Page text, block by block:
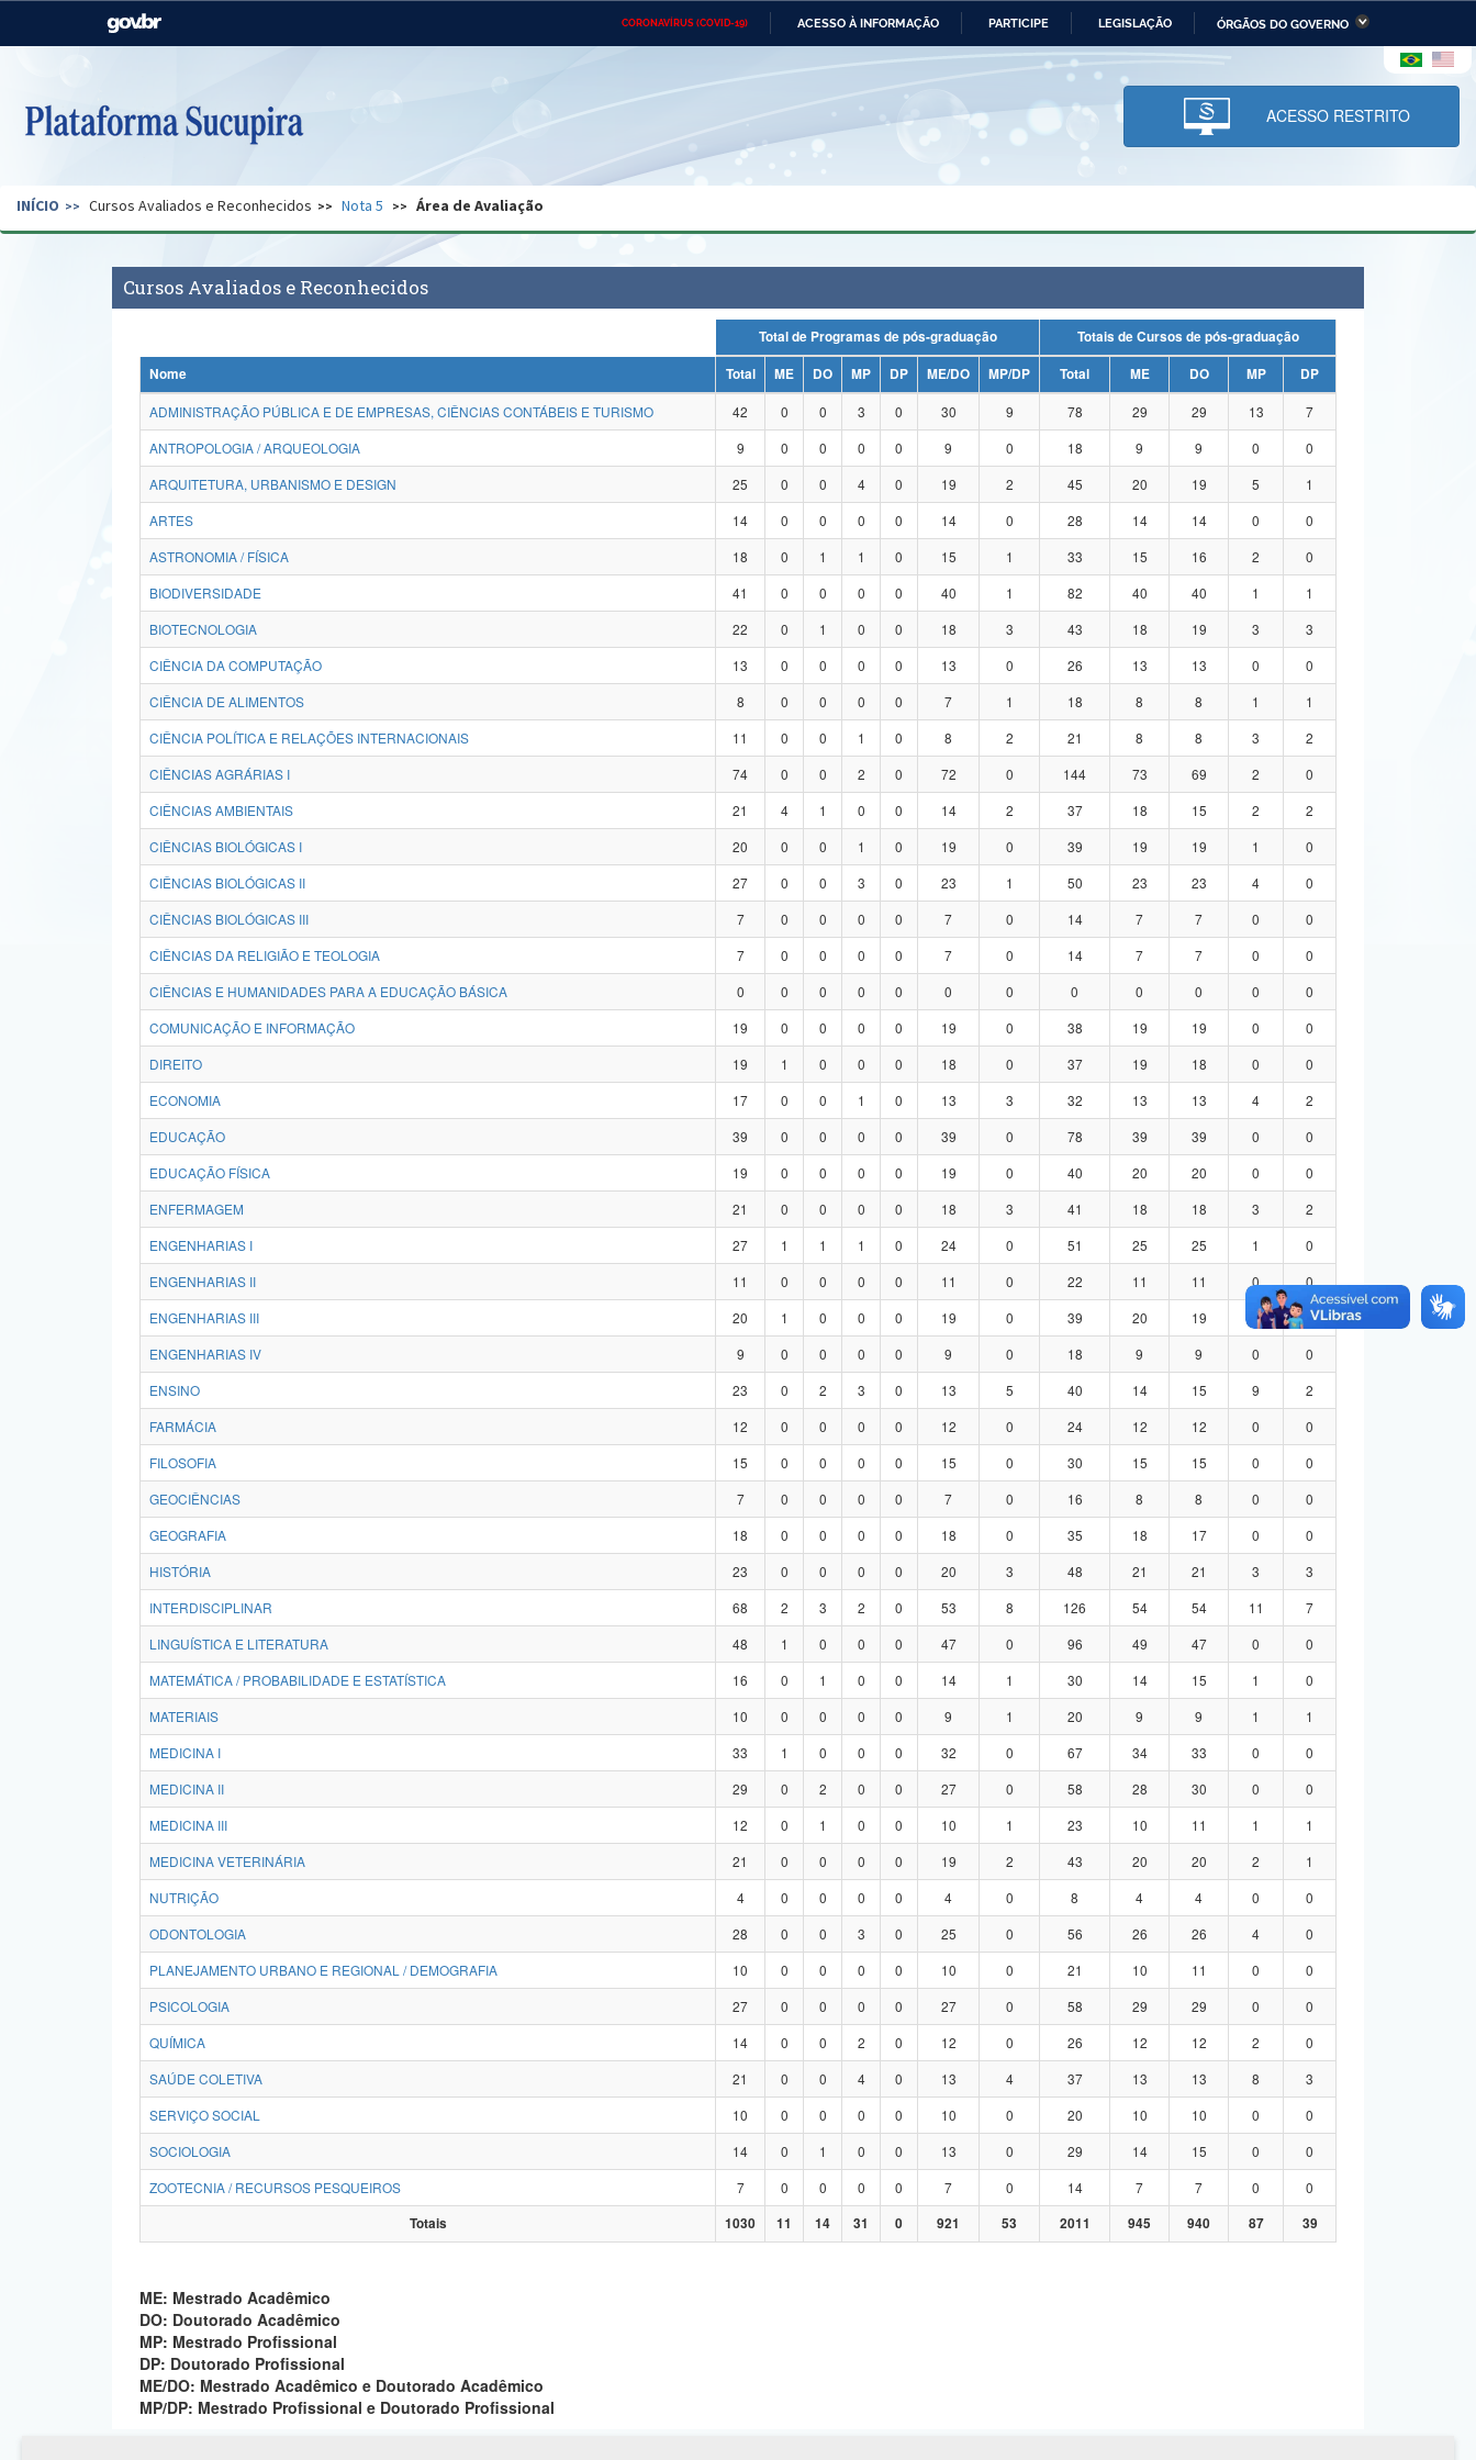
CORONAVÍRUS (COVID-19) ACESSO À INFORMAÇÃO PARTICIPE LEGISLAÇÃO ÓRGÃOS DO GOVERNO
Casa Civil Ministério das Relações Ministério da Economia Ministério da Infraestrutura
Pecuária e Abastecimento
Ministério da Ciência,
Tecnologia, Inovações e
Comunicações
Ministério do Desenvolvimento
Regional e dos Direitos Humanos
Secretaria de Governo Gabinete de Segurança Advocacia-Geral da União Banco Central do Brasil Planalto
ACESSO RESTRITO
INÍCIO Cursos Avaliados e Reconhecidos Nota 5 Área de Avaliação
Cursos Avaliados e Reconhecidos
Total de Programas de pós-graduação
Totais de Cursos de pós-graduação
Nome
Total ME DO MP DP ME/DO MP/DP Total ME DO MP
DP
ADMINISTRAÇÃO PÚBLICA E DE EMPRESAS, CIÊNCIAS CONTÁBEIS E TURISMO
42 0 0 3 0 30 9 78 29 29 13
7
ANTROPOLOGIA / ARQUEOLOGIA
9 0 0 0 0 9 0 18 9 9 0
0
ARQUITETURA, URBANISMO E DESIGN
25 0 0 4 0 19 2 45 20 19 5
1
ARTES
14 0 0 0 0 14 0 28 14 14 0
0
ASTRONOMIA / FÍSICA
18 0 1 1 0 15 1 33 15 16 2
0
BIODIVERSIDADE
41 0 0 0 0 40 1 82 40 40 1
1
BIOTECNOLOGIA
22 0 1 0 0 18 3 43 18 19 3
3
CIÊNCIA DA COMPUTAÇÃO
13 0 0 0 0 13 0 26 13 13 0
0
CIÊNCIA DE ALIMENTOS
8 0 0 0 0 7 1 18 8 8 1
1
CIÊNCIA POLÍTICA E RELAÇÕES INTERNACIONAIS
11 0 0 1 0 8 2 21 8 8 3
2
CIÊNCIAS AGRÁRIAS I
74 0 0 2 0 72 0 144 73 69 2
0
CIÊNCIAS AMBIENTAIS
21 4 1 0 0 14 2 37 18 15 2
2
CIÊNCIAS BIOLÓGICAS I
20 0 0 1 0 19 0 39 19 19 1
0
CIÊNCIAS BIOLÓGICAS II
27 0 0 3 0 23 1 50 23 23 4
0
CIÊNCIAS BIOLÓGICAS III
7 0 0 0 0 7 0 14 7 7 0
0
CIÊNCIAS DA RELIGIÃO E TEOLOGIA
7 0 0 0 0 7 0 14 7 7 0
0
CIÊNCIAS E HUMANIDADES PARA A EDUCAÇÃO BÁSICA
0 0 0 0 0 0 0 0 0 0 0
0
COMUNICAÇÃO E INFORMAÇÃO
19 0 0 0 0 19 0 38 19 19 0
0
DIREITO
19 1 0 0 0 18 0 37 19 18 0
0
ECONOMIA
17 0 0 1 0 13 3 32 13 13 4
2
EDUCAÇÃO
39 0 0 0 0 39 0 78 39 39 0
0
EDUCAÇÃO FÍSICA
19 0 0 0 0 19 0 40 20 20 0
0
ENFERMAGEM
21 0 0 0 0 18 3 41 18 18 3
2
ENGENHARIAS I
27 1 1 1 0 24 0 51 25 25 1
0
ENGENHARIAS II
11 0 0 0 0 11 0 22 11 11 0
0
ENGENHARIAS III
20 1 0 0 0 19 0 39 20 19 0
0
ENGENHARIAS IV
9 0 0 0 0 9 0 18 9 9 0
0
ENSINO
23 0 2 3 0 13 5 40 14 15 9
2
FARMÁCIA
12 0 0 0 0 12 0 24 12 12 0
0
FILOSOFIA
15 0 0 0 0 15 0 30 15 15 0
0
GEOCIÊNCIAS
7 0 0 0 0 7 0 16 8 8 0
0
GEOGRAFIA
18 0 0 0 0 18 0 35 18 17 0
0
HISTÓRIA
23 0 0 0 0 20 3 48 21 21 3
3
INTERDISCIPLINAR
68 2 3 2 0 53 8 126 54 54 11
7
LINGUÍSTICA E LITERATURA
48 1 0 0 0 47 0 96 49 47 0
0
MATEMÁTICA / PROBABILIDADE E ESTATÍSTICA
16 0 1 0 0 14 1 30 14 15 1
0
MATERIAIS
10 0 0 0 0 9 1 20 9 9 1
1
MEDICINA I
33 1 0 0 0 32 0 67 34 33 0
0
MEDICINA II
29 0 2 0 0 27 0 58 28 30 0
0
MEDICINA III
12 0 1 0 0 10 1 23 10 11 1
1
MEDICINA VETERINÁRIA
21 0 0 0 0 19 2 43 20 20 2
1
NUTRIÇÃO
4 0 0 0 0 4 0 8 4 4 0
0
ODONTOLOGIA
28 0 0 3 0 25 0 56 26 26 4
0
PLANEJAMENTO URBANO E REGIONAL / DEMOGRAFIA
10 0 0 0 0 10 0 21 10 11 0
0
PSICOLOGIA
27 0 0 0 0 27 0 58 29 29 0
0
QUÍMICA
14 0 0 2 0 12 0 26 12 12 2
0
SAÚDE COLETIVA
21 0 0 4 0 13 4 37 13 13 8
3
SERVIÇO SOCIAL
10 0 0 0 0 10 0 20 10 10 0
0
SOCIOLOGIA
14 0 1 0 0 13 0 29 14 15 0
0
ZOOTECNIA / RECURSOS PESQUEIROS
7 0 0 0 0 7 0 14 7 7 0
0
Totais
1030 11 14 31 0 921 53 2011 945 940 87 39
ME: Mestrado Acadêmico
DO: Doutorado Acadêmico
MP: Mestrado Profissional
DP: Doutorado Profissional
ME/DO: Mestrado Acadêmico e Doutorado Acadêmico
MP/DP: Mestrado Profissional e Doutorado Profissional